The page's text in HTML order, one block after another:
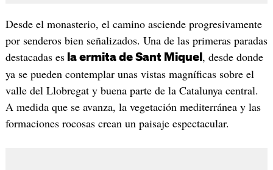
Desde el monasterio, el camino asciende progresivamente
por senderos bien señalizados. Una de las primeras paradas
destacadas esla ermita de Sant Miquel , desde donde
ya se pueden contemplar unas vistas magníficas sobre el
valle del Llobregat y buena parte de la Catalunya central.
A medida que se avanza, la vegetación mediterránea y las
formaciones rocosas crean un paisaje espectacular.